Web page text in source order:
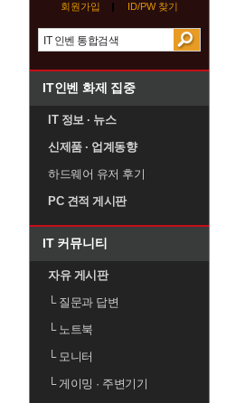
회원가입 ID/PW 찾기
IT인벤 화제 집중
IT 정보 · 뉴스
신제품 · 업계동향
하드웨어 유저 후기
PC 견적 게시판
IT 커뮤니티
자유 게시판
└질문과 답변
└노트북
└모니터
└게이밍 · 주변기기